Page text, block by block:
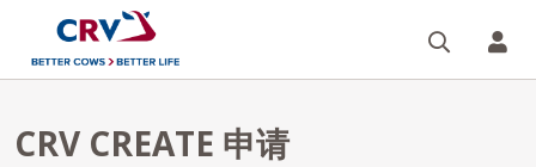
您
CRV CREATE 申请